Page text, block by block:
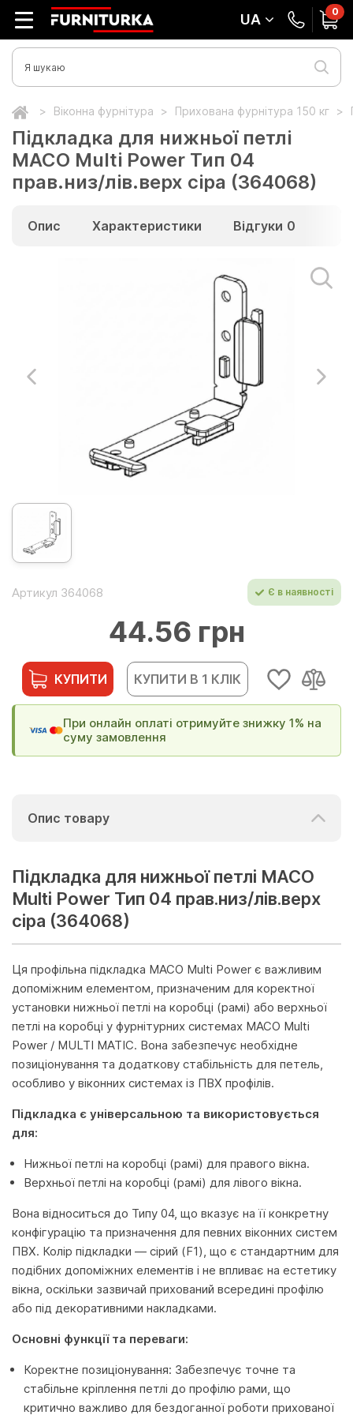
UA 0
Віконна фурнітура Прихована фурнітура 150 кг
Підкладка для нижньої петлі
MACO Multi Power Тип 04
прав.низ/лів.верх сіра (364068)
Опис Характеристики Відгуки 0
Артикул 364068 Є в наявності
44.56 грн
КУПИТИ КУПИТИ В 1 КЛІК
При онлайн оплаті отримуйте знижку 1% на
суму замовлення
Опис товару
Підкладка для нижньої петлі MACO
Multi Power Тип 04 прав.низ/лів.верх
сіра (364068)
Ця профільна підкладка MACO Multi Power є важливим
допоміжним елементом, призначеним для коректної
установки нижньої петлі на коробці (рамі) або верхньої
петлі на коробці у фурнітурних системах MACO Multi
Power / MULTI MATIC. Вона забезпечує необхідне
позиціонування та додаткову стабільність для петель,
особливо у віконних системах із ПВХ профілів.
Підкладка є універсальною та використовується
для:
Нижньої петлі на коробці (рамі) для правого вікна.
Верхньої петлі на коробці (рамі) для лівого вікна.
Вона відноситься до Типу 04, що вказує на її конкретну
конфігурацію та призначення для певних віконних систем
ПВХ. Колір підкладки — сірий (F1), що є стандартним для
подібних допоміжних елементів і не впливає на естетику
вікна, оскільки зазвичай прихований всередині профілю
або під декоративними накладками.
Основні функції та переваги:
Коректне позиціонування: Забезпечує точне та
стабільне кріплення петлі до профілю рами, що
критично важливо для бездоганної роботи прихованої